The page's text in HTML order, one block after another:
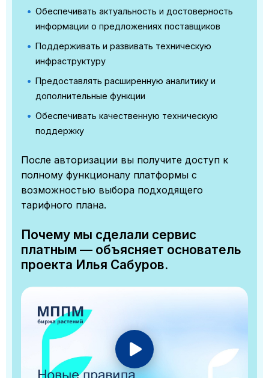
Обеспечивать актуальность и достоверность
информации о предложениях поставщиков
Поддерживать и развивать техническую
инфраструктуру
Предоставлять расширенную аналитику и
дополнительные функции
Обеспечивать качественную техническую
поддержку
После авторизации вы получите доступ к
полному функционалу платформы с
возможностью выбора подходящего
тарифного плана.
Почему мы сделали сервис
платным — объясняет основатель
проекта Илья Сабуров.